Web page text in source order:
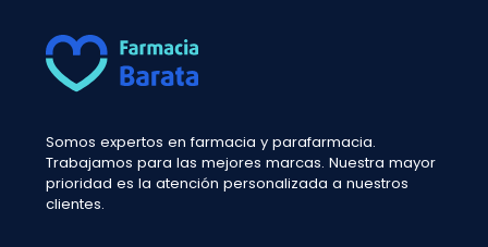
Somos expertos en farmacia y parafarmacia.
Trabajamos para las mejores marcas. Nuestra mayor
prioridad es la atención personalizada a nuestros
clientes.